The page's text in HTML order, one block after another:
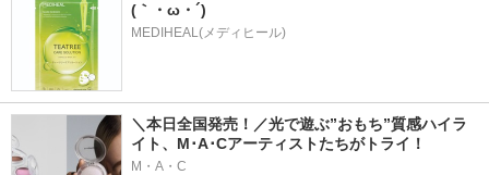
(｀・ω・´)
MEDIHEAL(メディヒール)
＼本日全国発売！／光で遊ぶ”おもち”質感ハイラ
イト、M･A･Cアーティストたちがトライ！
M・A・C